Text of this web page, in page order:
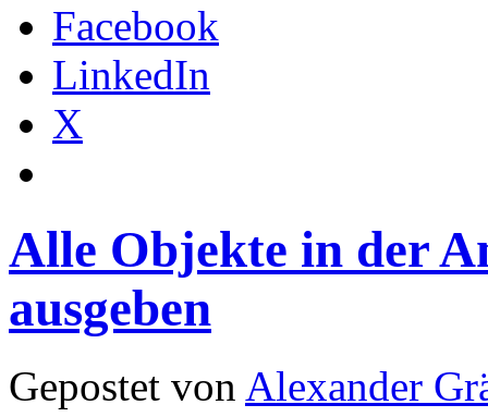
Facebook
LinkedIn
X
Alle Objekte in der
ausgeben
Gepostet von Alexander